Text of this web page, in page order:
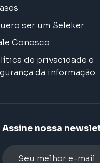
ser um Seleker
Conosco
de privacidade e
da informação
Assine nossa